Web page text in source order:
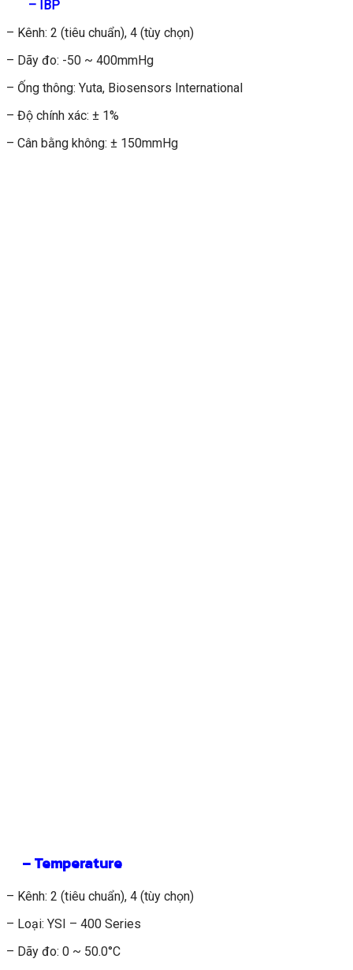
– IBP
– Kênh: 2 (tiêu chuẩn), 4 (tùy chọn)
– Dãy đo: -50 ~ 400mmHg
– Ống thông: Yuta, Biosensors International
– Độ chính xác: ± 1%
– Cân bằng không: ± 150mmHg
– Temperature
– Kênh: 2 (tiêu chuẩn), 4 (tùy chọn)
– Loại: YSI – 400 Series
– Dãy đo: 0 ~ 50.0°C